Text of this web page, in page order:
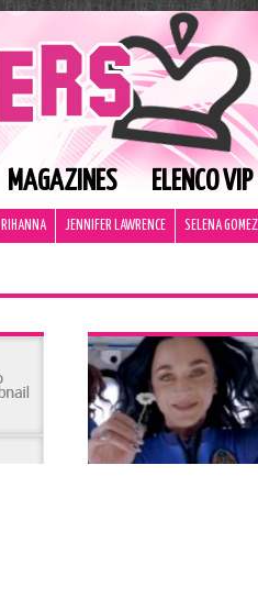
MAGAZINES ELENCO VIP
RIHANNA JENNIFER LAWRENCE SELENA GOMEZ